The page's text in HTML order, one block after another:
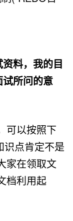
料，我的目
所问的意
可以按照下
识点肯定不是
家在领取文
档利用起